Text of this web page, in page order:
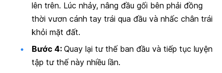
lên trên. Lúc nhảy, nâng đầu gối bên phải đồng
thời vươn cánh tay trái qua đầu và nhấc chân trái
khỏi mặt đất.
Bước 4: Quay lại tư thế ban đầu và tiếp tục luyện
tập tư thế này nhiều lần.